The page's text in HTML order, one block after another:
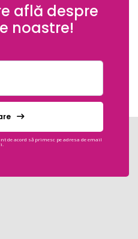
află despre
noastre!
de acord să primesc pe adresa de email